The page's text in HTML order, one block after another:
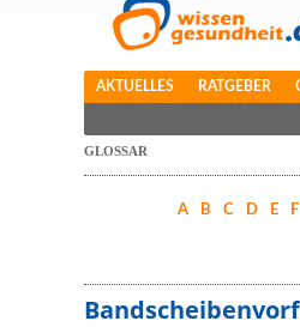
AKTUELLES RATGEBER
GLOSSAR
A B C D E F